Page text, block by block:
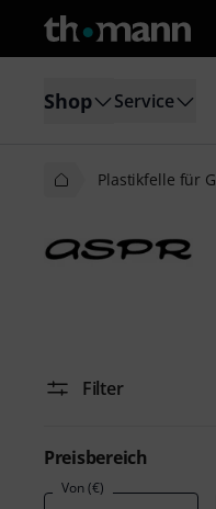
Shop Service
Plastikfelle für
Filter
Preisbereich
Von (€)